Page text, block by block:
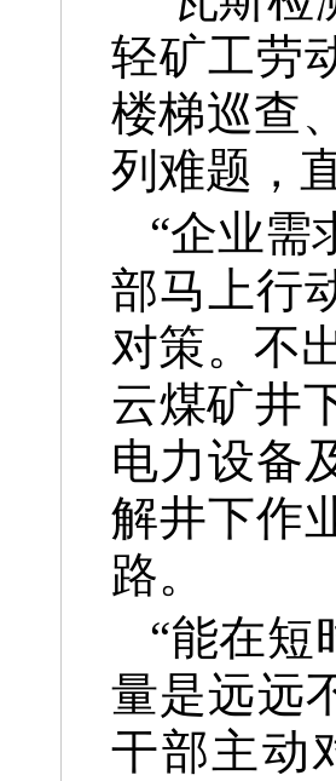
轻矿工劳
楼梯巡查
列难题，
“企业需
部马上行
对策。不
云煤矿井
电力设备
解井下作
路。
“能在短
量是远远
干部主动